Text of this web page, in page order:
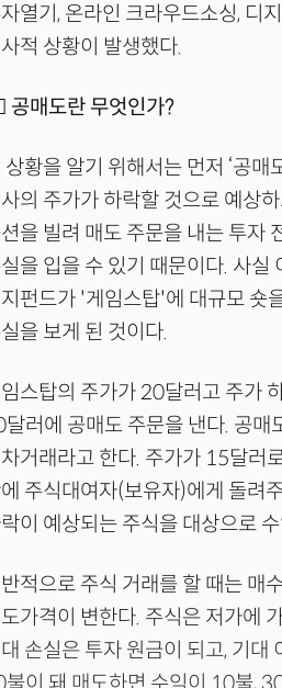
열기, 온라인 크라우드소싱, 디
적 상황이 발생했다.
공매도란 무엇인가?
상황을 알기 위해서는 먼저 ‘공
의 주가가 하락할 것으로 예상
을 빌려 매도 주문을 내는 투자
을 입을 수 있기 때문이다. 사실
펀드가 '게임스탑'에 대규모 숏
을 보게 된 것이다.
스탑의 주가가 20달러고 주가
러에 공매도 주문을 낸다. 공매
거래라고 한다. 주가가 15달러
주식대여자(보유자)에게 돌려
이 예상되는 주식을 대상으로
적으로 주식 거래를 할 때는 매
가격이 변한다. 주식은 저가에
손실은 투자 원금이 되고, 기대